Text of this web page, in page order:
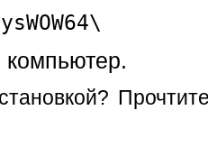
компьютер.